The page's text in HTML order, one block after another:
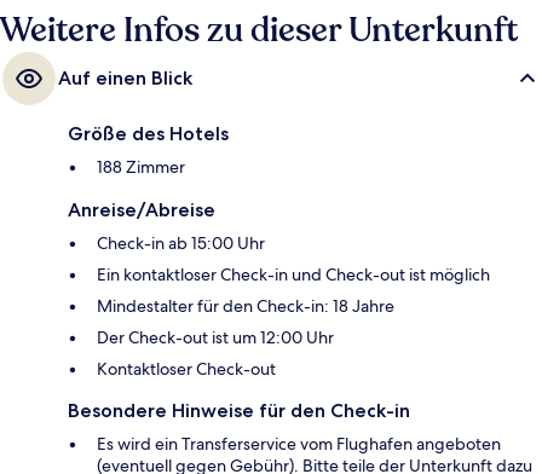
Weitere Infos zu dieser Unterkunft
Auf einen Blick
Größe des Hotels
188 Zimmer
Anreise/Abreise
Check-in ab 15:00 Uhr
Ein kontaktloser Check-in und Check-out ist möglich
Mindestalter für den Check-in: 18 Jahre
Der Check-out ist um 12:00 Uhr
Kontaktloser Check-out
Besondere Hinweise für den Check-in
Es wird ein Transferservice vom Flughafen angeboten
(eventuell gegen Gebühr). Bitte teile der Unterkunft dazu